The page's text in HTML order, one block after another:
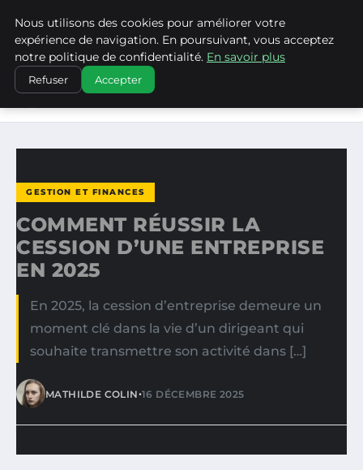
WP CAPE
ACCUEIL
GESTION ET FINANCES
COMMENT RÉUSSIR LA CESSION D’UNE ENTREPRISE EN
GESTION ET FINANCES
COMMENT RÉUSSIR LA
CESSION D’UNE ENTREPRISE
EN 2025
En 2025, la cession d’entreprise demeure un
moment clé dans la vie d’un dirigeant qui
souhaite transmettre son activité dans […]
MATHILDE COLIN•16 DÉCEMBRE 2025
Nous utilisons des cookies pour améliorer votre
expérience de navigation. En poursuivant, vous acceptez
notre politique de confidentialité. En savoir plus
Refuser Accepter